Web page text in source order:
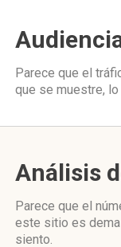
Parece que el
que se muestre,
Análisis
Parece que el
este sitio es
siento.